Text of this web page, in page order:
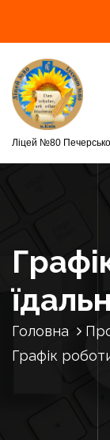
р
о
Ліцей №80
Головна
Графік